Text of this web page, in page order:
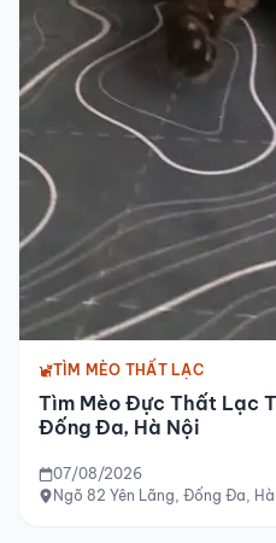
TÌM MÈO THẤT LẠC
Tìm Mèo Đực Thất Lạc
Đống Đa, Hà Nội
07/08/2026
Ngõ 82 Yên Lãng, Đống Đa,